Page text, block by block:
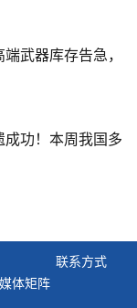
武器库存告急，
成功！本周我国多
联系方式
体矩阵